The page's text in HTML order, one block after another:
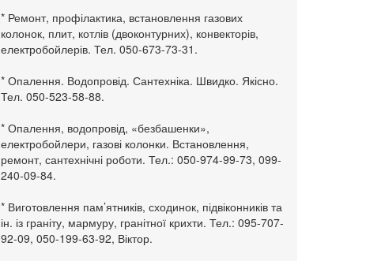
* Ремонт, профілактика, встановлення газових
колонок, плит, котлів (двоконтурних), конвекторів,
електробойлерів. Тел. 050-673-73-31.
* Опалення. Водопровід. Сантехніка. Швидко. Якісно.
Тел. 050-523-58-88.
* Опалення, водопровід, «безбашенки»,
електробойлери, газові колонки. Встановлення,
ремонт, сантехнічні роботи. Тел.: 050-974-99-73, 099-
240-09-84.
* Виготовлення пам’ятників, сходинок, підвіконників та
ін. із граніту, мармуру, гранітної крихти. Тел.: 095-707-
92-09, 050-199-63-92, Віктор.